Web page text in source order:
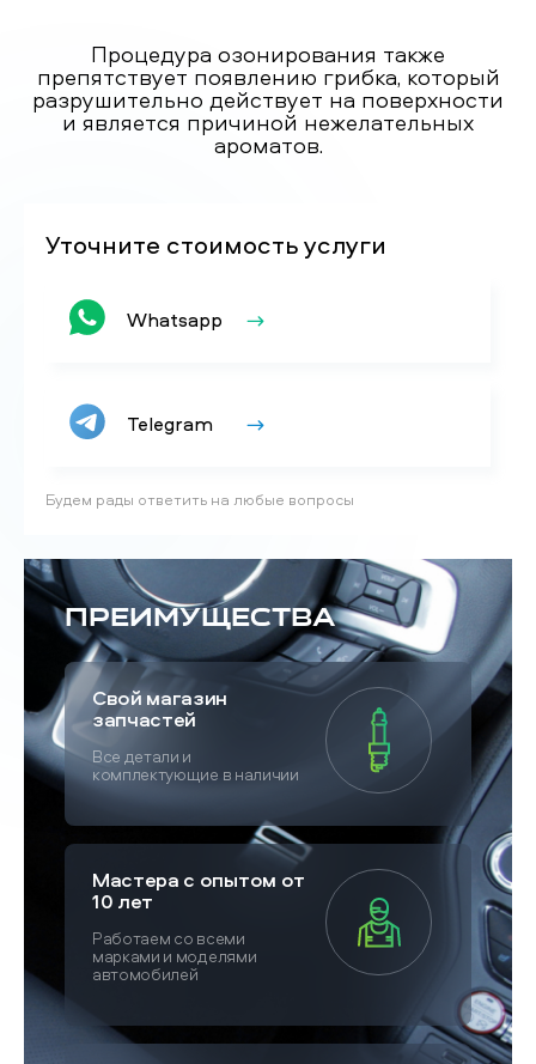
Процедура озонирования также
препятствует появлению грибка, который
разрушительно действует на поверхности
и является причиной нежелательных
ароматов.
Уточните стоимость услуги
Whatsapp
Telegram
Будем рады ответить на любые вопросы
Преимущества
Свой магазин
запчастей
Все детали и
комплектующие в наличии
Мастера с опытом от
10 лет
Работаем со всеми
марками и моделями
автомобилей